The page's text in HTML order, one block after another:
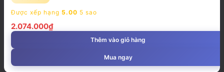
Được xếp hạng 5.00 5 sao
2.074.000₫
Thêm vào giỏ hàng
Mua ngay